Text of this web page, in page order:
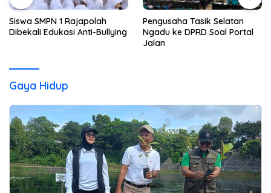
Siswa SMPN 1 Rajapolah
Dibekali Edukasi Anti-Bullying
Pengusaha Tasik Selatan
Ngadu ke DPRD Soal Portal
Jalan
Gaya Hidup